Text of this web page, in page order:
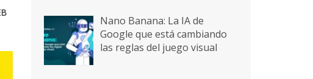
Nano Banana: La IA de
Google que está cambiando
las reglas del juego visual